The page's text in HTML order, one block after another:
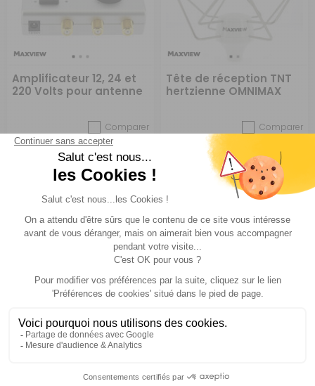
Amplificateur 12, 24 et
220 Volts pour antenne
Comparer
Maxview
Réf : PD023300 DESTOCKAGE
182,40 €
152 €
Tête de réception TNT
hertzienne OMNIMAX
Comparer
Maxview
Réf : PD023302 EN STOCK
ACHETER 70,90 €